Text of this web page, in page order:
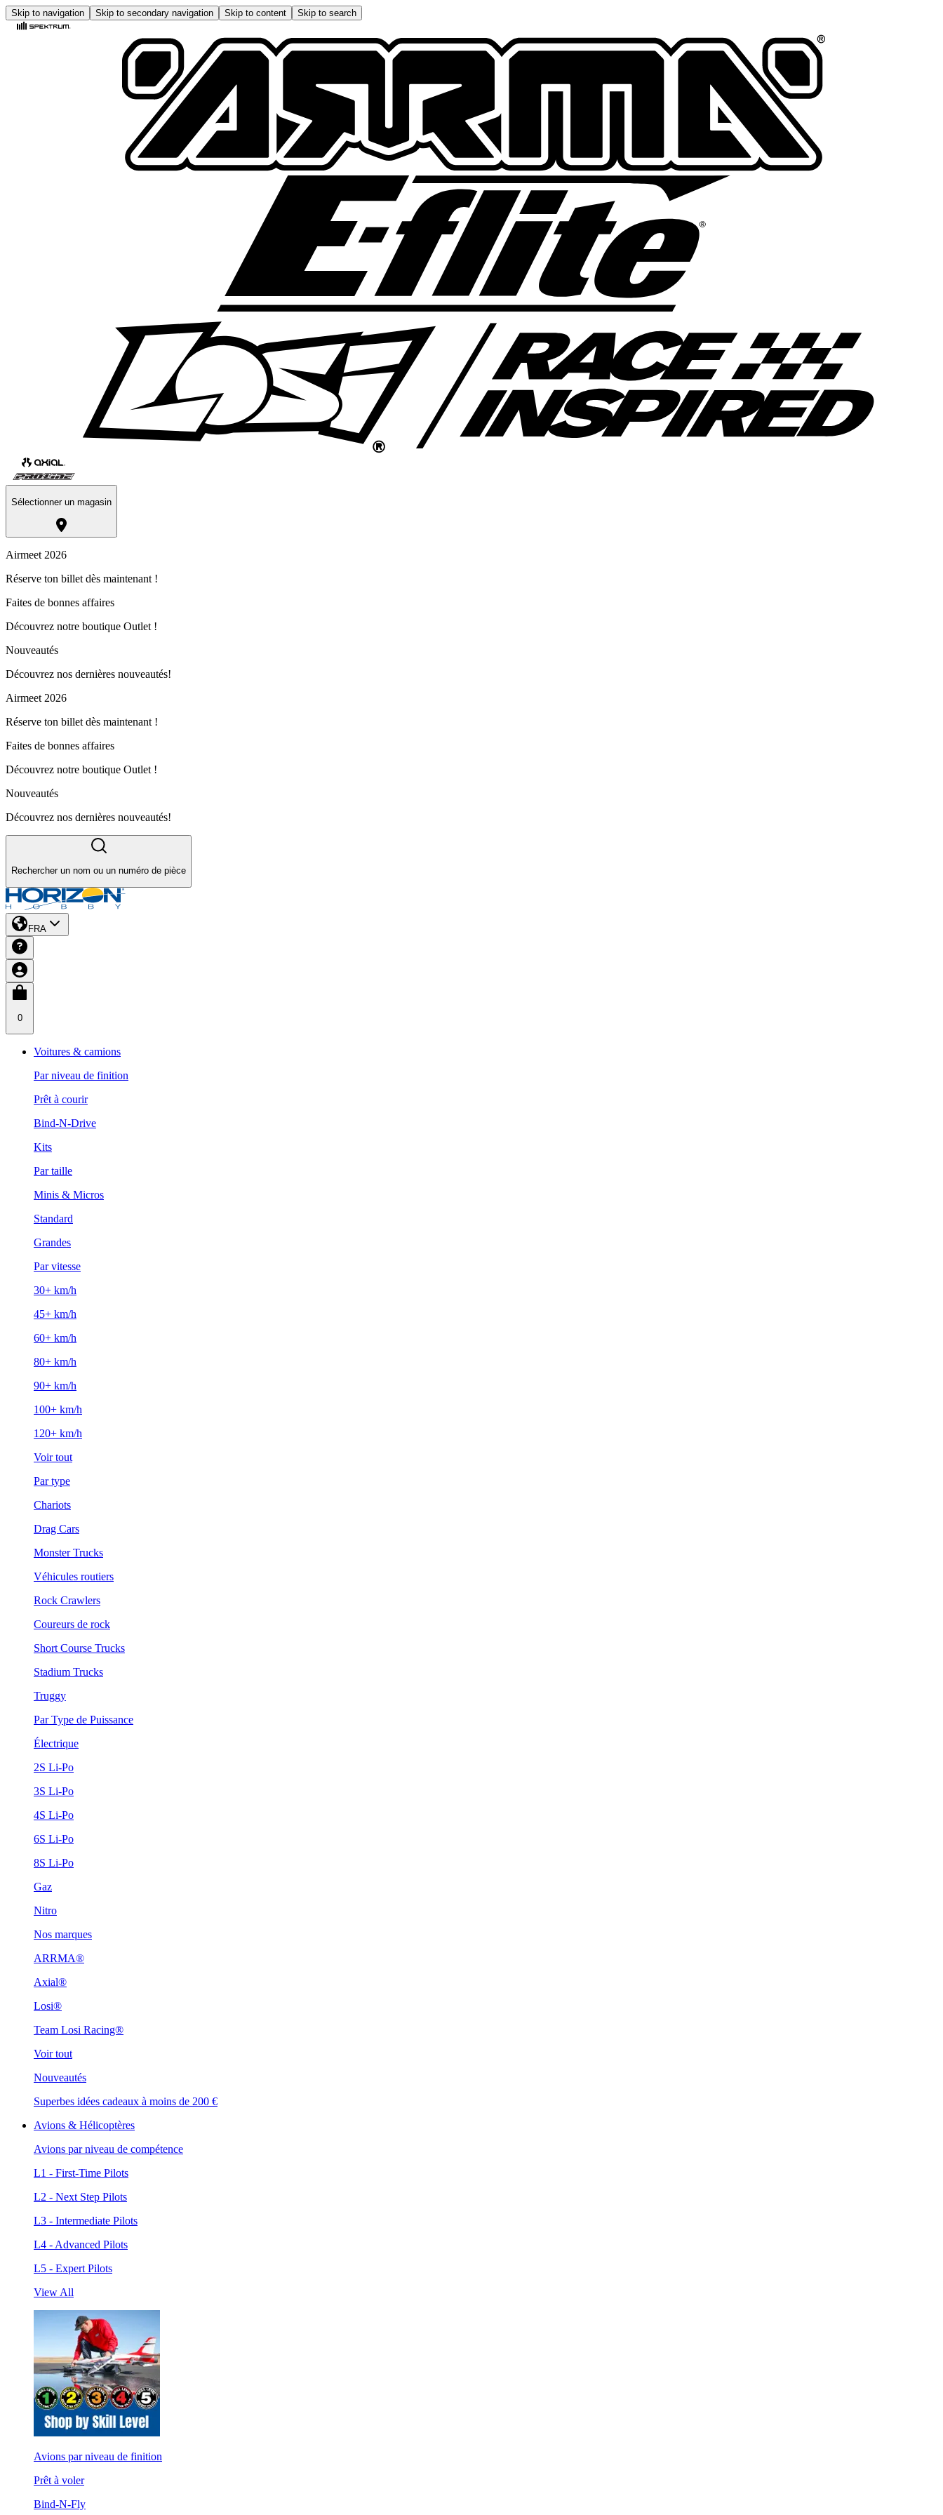
Skip to navigation Skip to secondary navigation Skip to content Skip to search
Sélectionner un magasin
Airmeet 2026
Réserve ton billet dès maintenant !
Faites de bonnes affaires
Découvrez notre boutique Outlet !
Nouveautés
Découvrez nos dernières nouveautés!
Airmeet 2026
Réserve ton billet dès maintenant !
Faites de bonnes affaires
Découvrez notre boutique Outlet !
Nouveautés
Découvrez nos dernières nouveautés!
Rechercher un nom ou un numéro de pièce
FRA
0
Voitures & camions
Par niveau de finition
Prêt à courir
Bind-N-Drive
Kits
Par taille
Minis & Micros
Standard
Grandes
Par vitesse
30+ km/h
45+ km/h
60+ km/h
80+ km/h
90+ km/h
100+ km/h
120+ km/h
Voir tout
Par type
Chariots
Drag Cars
Monster Trucks
Véhicules routiers
Rock Crawlers
Coureurs de rock
Short Course Trucks
Stadium Trucks
Truggy
Par Type de Puissance
Électrique
2S Li-Po
3S Li-Po
4S Li-Po
6S Li-Po
8S Li-Po
Gaz
Nitro
Nos marques
ARRMA®
Axial®
Losi®
Team Losi Racing®
Voir tout
Nouveautés
Superbes idées cadeaux à moins de 200 €
Avions & Hélicoptères
Avions par niveau de compétence
L1 - First-Time Pilots
L2 - Next Step Pilots
L3 - Intermediate Pilots
L4 - Advanced Pilots
L5 - Expert Pilots
View All
Avions par niveau de finition
Prêt à voler
Bind-N-Fly